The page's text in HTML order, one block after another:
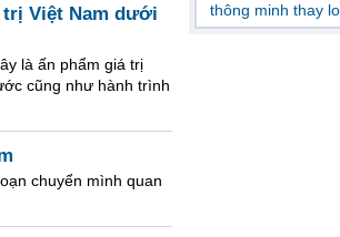
trị Việt Nam dưới
là ấn phẩm giá trị
cũng như hành trình
chuyển mình quan
thông minh thay